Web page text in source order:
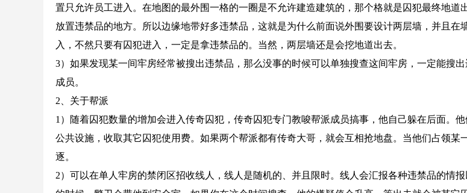
置只允许员工进入。在地图的最外围一格的一圈是不允许建造建筑的，那个格就是囚犯最终地道
放置违禁品的地方。所以边缘地带好多违禁品，这就是为什么前面说外围要设计两层墙，并且在
入，不然只要有囚犯进入，一定是拿违禁品的。当然，两层墙还是会挖地道出去。
3）如果发现某一间牢房经常被搜出违禁品，那么没事的时候可以单独搜查这间牢房，一定能搜
成员。
2、关于帮派
1）随着囚犯数量的增加会进入传奇囚犯，传奇囚犯专门教唆帮派成员搞事，他自己躲在后面。
公共设施，收取其它囚犯使用费。如果两个帮派都有传奇大哥，就会互相抢地盘。当他们占领某
逐。
2）可以在单人牢房的禁闭区招收线人，线人是随机的、并且限时。线人会汇报各种违禁品的情